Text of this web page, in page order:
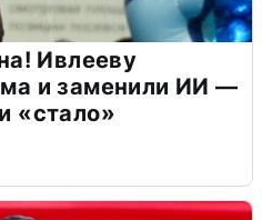
Ивлееву
и заменили ИИ —
«стало»